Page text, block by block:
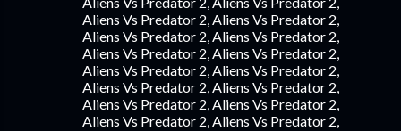
Aliens Vs Predator 2, Aliens Vs Predator 2,
Aliens Vs Predator 2, Aliens Vs Predator 2,
Aliens Vs Predator 2, Aliens Vs Predator 2,
Aliens Vs Predator 2, Aliens Vs Predator 2,
Aliens Vs Predator 2, Aliens Vs Predator 2,
Aliens Vs Predator 2, Aliens Vs Predator 2,
Aliens Vs Predator 2, Aliens Vs Predator 2,